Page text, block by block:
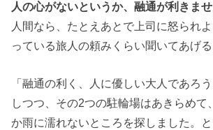
人の心がないというか、融通が利きま
人間なら、たとえあとで上司に怒られ
っている旅人の頼みくらい聞いてあげる
「融通の利く、人に優しい大人であろ
しつつ、その2つの駐輪場はあきらめて
か雨に濡れないところを探しました。